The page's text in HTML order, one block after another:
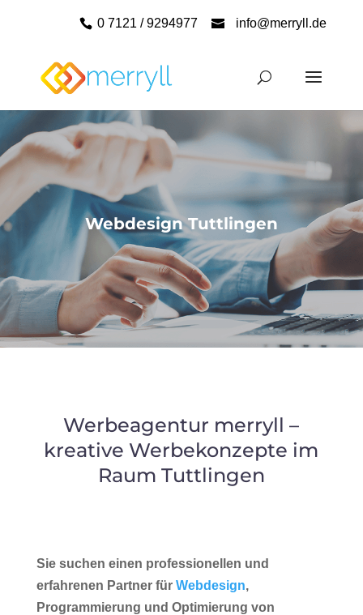
0 7121 / 9294977 info@merryll.de
Webdesign Tuttlingen
Werbeagentur merryll –
kreative Werbekonzepte im
Raum Tuttlingen
Sie suchen einen professionellen und
erfahrenen Partner für Webdesign,
Programmierung und Optimierung von